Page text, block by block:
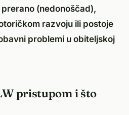
(nedonoščad),
razvoju ili postoje
problemi u obiteljskoj
pristupom i što